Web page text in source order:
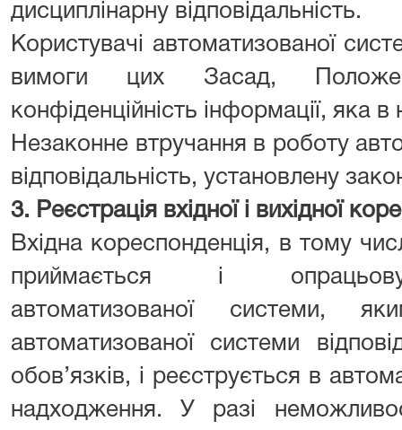
дисциплінарну відповідальність.
Користувачі автоматизованої
вимоги цих Засад,
конфіденційність інформації, яка в
Незаконне втручання в роботу
відповідальність, установлену
3. Реєстрація вхідної і вихідної
Вхідна кореспонденція, в тому
приймається і
автоматизованої системи,
автоматизованої системи
обов’язків, і реєструється в
надходження. У разі